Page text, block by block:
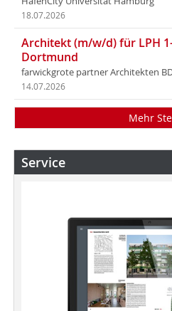
18.07.2026
Architekt (m/w/d) für LPH
Dortmund
farwickgrote partner Architekten
14.07.2026
Mehr
Service